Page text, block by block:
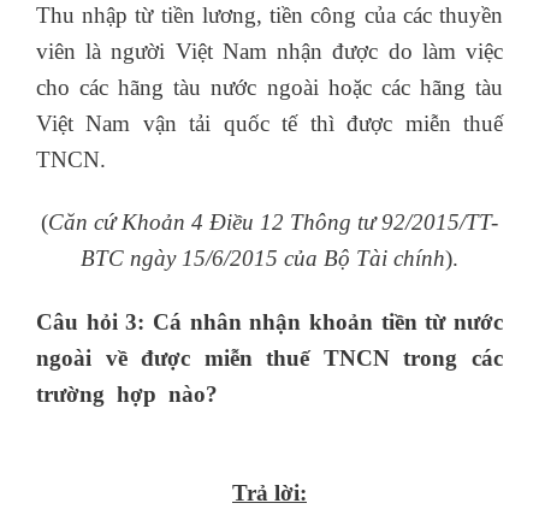
Thu nhập từ tiền lương, tiền công của các thuyền
viên là người Việt Nam nhận được do làm việc
cho các hãng tàu nước ngoài hoặc các hãng tàu
Việt Nam vận tải quốc tế thì được miễn thuế
TNCN.
(Căn cứ Khoản 4 Điều 12 Thông tư 92/2015/TT-
BTC ngày 15/6/2015 của Bộ Tài chính).
Câu hỏi 3: Cá nhân nhận khoản tiền từ nước
ngoài về được miễn thuế TNCN trong các
trường hợp nào?
Trả lời: